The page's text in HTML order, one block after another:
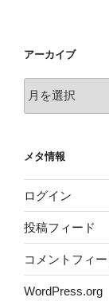
アーカイブ
ー
ブ
メタ情報
ログイン
投稿フィード
コメントフィー
WordPress.org